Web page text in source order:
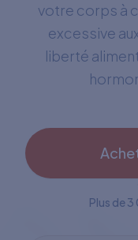
votre corps à
excessive
liberté
Plus de